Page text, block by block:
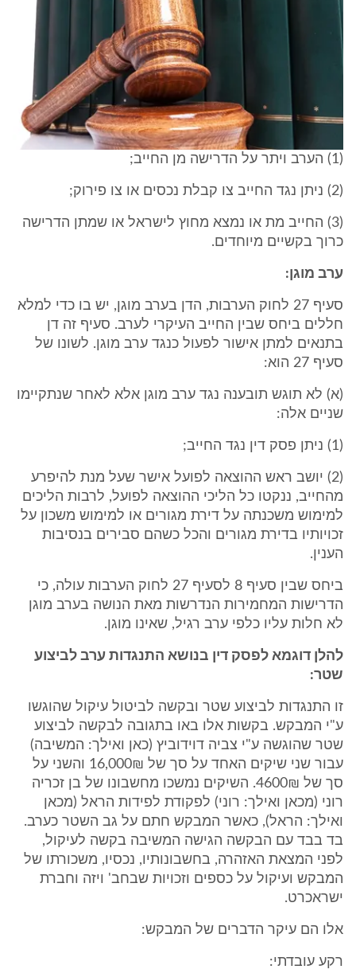
(1) הערב ויתר על הדרישה מן החייב;
(2) ניתן נגד החייב צו קבלת נכסים או צו פירוק;
(3) החייב מת או נמצא מחוץ לישראל או שמתן הדרישה
כרוך בקשיים מיוחדים.
ערב מוגן:
סעיף 27 לחוק הערבות, הדן בערב מוגן, יש בו כדי למלא
חללים ביחס שבין החייב העיקרי לערב. סעיף זה דן
בתנאים למתן אישור לפעול כנגד ערב מוגן. לשונו של
סעיף 27 הוא:
(א) לא תוגש תובענה נגד ערב מוגן אלא לאחר שנתקיימו
שניים אלה:
(1) ניתן פסק דין נגד החייב;
(2) יושב ראש ההוצאה לפועל אישר שעל מנת להיפרע
מהחייב, ננקטו כל הליכי ההוצאה לפועל, לרבות הליכים
למימוש משכנתה על דירת מגורים או למימוש משכון על
זכויותיו בדירת מגורים והכל כשהם סבירים בנסיבות
הענין.
ביחס שבין סעיף 8 לסעיף 27 לחוק הערבות עולה, כי
הדרישות המחמירות הנדרשות מאת הנושה בערב מוגן
לא חלות עליו כלפי ערב רגיל, שאינו מוגן.
להלן דוגמא לפסק דין בנושא התנגדות ערב לביצוע
שטר:
זו התנגדות לביצוע שטר ובקשה לביטול עיקול שהוגשו
ע"י המבקש. בקשות אלו באו בתגובה לבקשה לביצוע
שטר שהוגשה ע"י צביה דוידוביץ (כאן ואילך: המשיבה)
עבור שני שיקים האחד על סך של 16,000₪ והשני על
סך של 4600₪. השיקים נמשכו מחשבונו של בן זכריה
רוני (מכאן ואילך: רוני) לפקודת לפידות הראל (מכאן
ואילך: הראל), כאשר המבקש חתם על גב השטר כערב.
בד בבד עם הבקשה הגישה המשיבה בקשה לעיקול,
לפני המצאת האזהרה, בחשבונותיו, נכסיו, משכורתו של
המבקש ועיקול על כספים וזכויות שבחב' ויזה וחברת
ישראכרט.
אלו הם עיקר הדברים של המבקש:
רקע עובדתי: